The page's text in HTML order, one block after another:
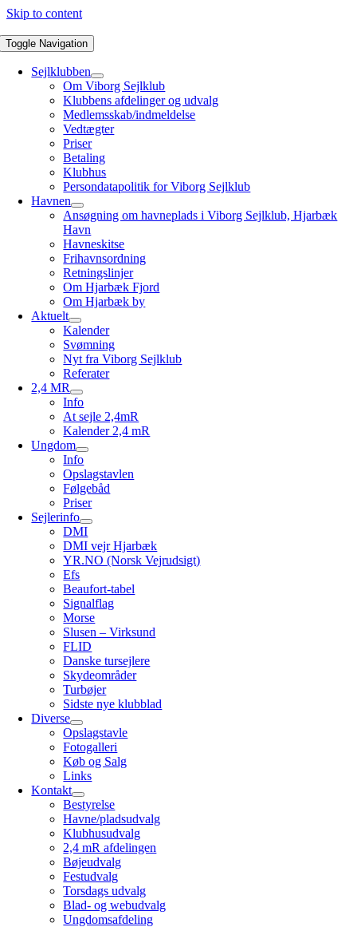
Skip to content
Toggle Navigation
Sejlklubben
Om Viborg Sejlklub
Klubbens afdelinger og udvalg
Medlemsskab/indmeldelse
Vedtægter
Priser
Betaling
Klubhus
Persondatapolitik for Viborg Sejlklub
Havnen
Ansøgning om havneplads i Viborg Sejlklub, Hjarbæk
Havn
Havneskitse
Frihavnsordning
Retningslinjer
Om Hjarbæk Fjord
Om Hjarbæk by
Aktuelt
Kalender
Svømning
Nyt fra Viborg Sejlklub
Referater
2,4 MR
Info
At sejle 2,4mR
Kalender 2,4 mR
Ungdom
Info
Opslagstavlen
Følgebåd
Priser
Sejlerinfo
DMI
DMI vejr Hjarbæk
YR.NO (Norsk Vejrudsigt)
Efs
Beaufort-tabel
Signalflag
Morse
Slusen – Virksund
FLID
Danske tursejlere
Skydeområder
Turbøjer
Sidste nye klubblad
Diverse
Opslagstavle
Fotogalleri
Køb og Salg
Links
Kontakt
Bestyrelse
Havne/pladsudvalg
Klubhusudvalg
2,4 mR afdelingen
Bøjeudvalg
Festudvalg
Torsdags udvalg
Blad- og webudvalg
Ungdomsafdeling